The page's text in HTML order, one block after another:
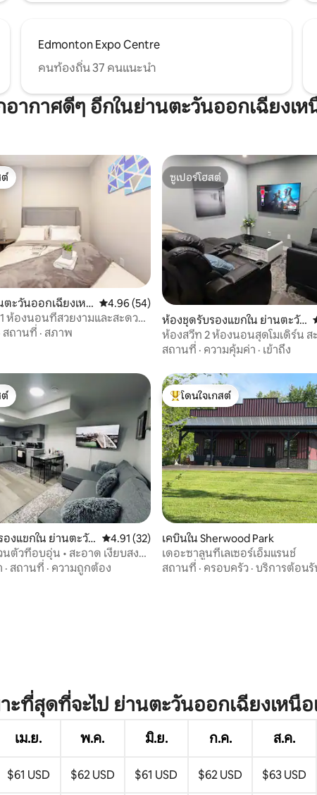
Edmonton Expo Centre
คนท้องถิ่น 37 คนแนะนำ
ากาศดีๆ อีกในย่านตะวันออกเฉียงเ
รีวิว
ต์
ต์
ตะวันออกเฉียงเหนื คะแนนเฉลี่ย 4.96 จาก 5, 54 รีวิว
4.96 (54)
ห้องนอนที่สวยงามและสะดวก
สถานที่ · สภาพ
ซูเปอร์โฮสต์
ซูเปอร์โฮสต์
ห้องชุดรับรองแขกใน ย่านตะวัน
ออกเฉียงเหนือเอ็ดมันตัน
ห้องสวีท 2 ห้องนอนสุดโมเดิร์น ส
สบายและสวยงาม
สถานที่ · ความคุ้มค่า · เข้าถึง
รีวิว
ต์
ต์
งแขกใน ย่านตะวัน
นือเอ็ดมันตัน
คะแนนเฉลี่ย 4.91 จาก 5, 32 รีวิว
4.91 (32)
ตัวที่อบอุ่น • สะอาด เงียบสงบ
บาย
· สถานที่ · ความถูกต้อง
โดนใจเกสต์ที่สุด
โดนใจเกสต์
เคบินใน Sherwood Park
เดอะซาลูนที่เลเซอร์เอ็มแรนช์
สถานที่ · ครอบครัว · บริการต้อนรั
าะที่สุดที่จะไป ย่านตะวันออกเฉียงเหนื
เม.ย. พ.ค. มิ.ย. ก.ค. ส.ค.
$61 USD $62 USD $61 USD $62 USD $63 USD